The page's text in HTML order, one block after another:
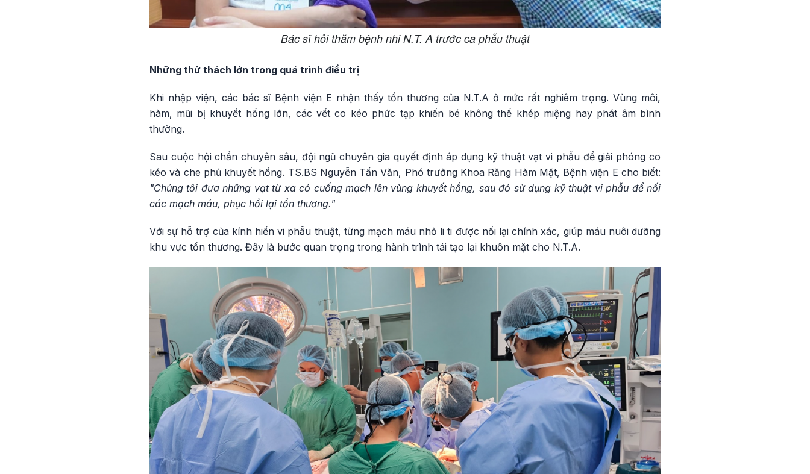
Bác sĩ hỏi thăm bệnh nhi N.T. A trước ca phẫu thuật
Những thử thách lớn trong quá trình điều trị
Khi nhập viện, các bác sĩ Bệnh viện E nhận thấy tổn thương của N.T.A ở mức rất nghiêm trọng. Vùng môi,
hàm, mũi bị khuyết hổng lớn, các vết co kéo phức tạp khiến bé không thể khép miệng hay phát âm bình
thường.
Sau cuộc hội chẩn chuyên sâu, đội ngũ chuyên gia quyết định áp dụng kỹ thuật vạt vi phẫu để giải phóng co
kéo và che phủ khuyết hổng. TS.BS Nguyễn Tấn Văn, Phó trưởng Khoa Răng Hàm Mặt, Bệnh viện E cho biết:
"Chúng tôi đưa những vạt từ xa có cuống mạch lên vùng khuyết hổng, sau đó sử dụng kỹ thuật vi phẫu để nối
các mạch máu, phục hồi lại tổn thương."
Với sự hỗ trợ của kính hiển vi phẫu thuật, từng mạch máu nhỏ li ti được nối lại chính xác, giúp máu nuôi dưỡng
khu vực tổn thương. Đây là bước quan trọng trong hành trình tái tạo lại khuôn mặt cho N.T.A.